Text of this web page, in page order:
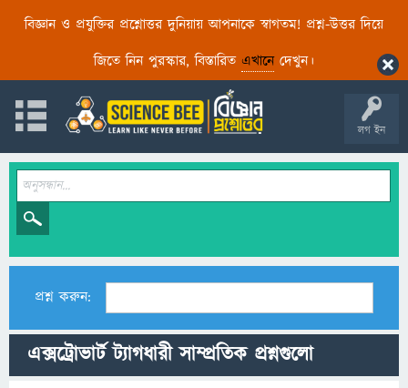
বিজ্ঞান ও প্রযুক্তির প্রশ্নোত্তর দুনিয়ায় আপনাকে স্বাগতম! প্রশ্ন-উত্তর দিয়ে
জিতে নিন পুরস্কার, বিস্তারিত এখানেদেখুন।
লগ ইন
প্রশ্ন করুন:
এক্সট্রোভার্ট ট্যাগধারী সাম্প্রতিক প্রশ্নগুলো